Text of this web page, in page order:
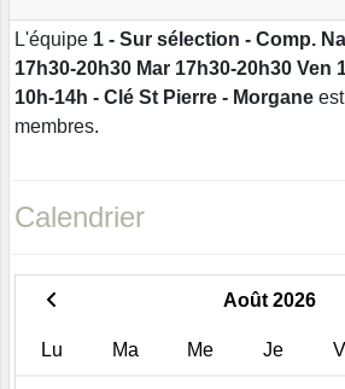
L'équipe 1 - Sur sélection - Comp.
17h30-20h30 Mar 17h30-20h30 Ven
10h-14h - Clé St Pierre - Morgane
membres.
Calendrier
Août 2026
Lu Ma Me Je